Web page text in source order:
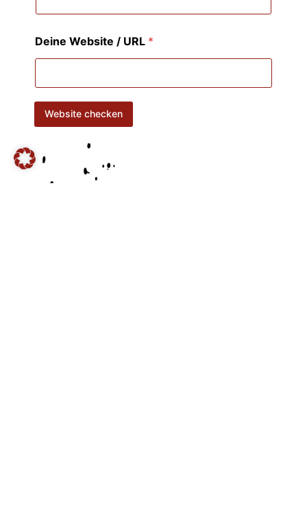
Deine Website / URL *
Website checken